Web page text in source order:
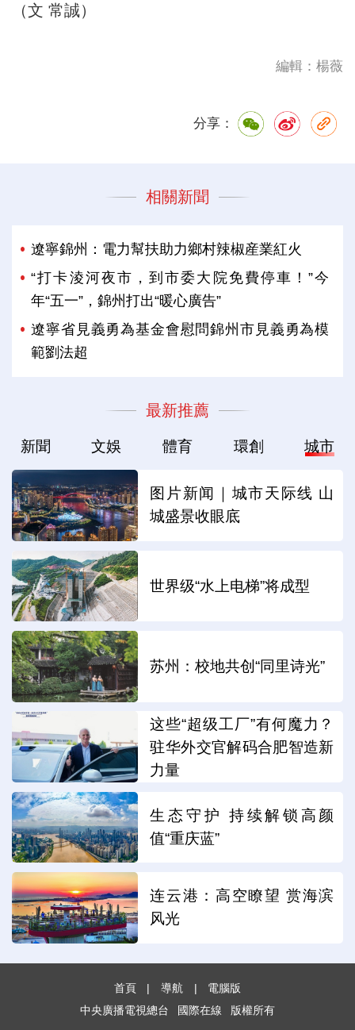
（文 常誠）
編輯：楊薇
分享：
相關新聞
遼寧錦州：電力幫扶助力鄉村辣椒産業紅火
“打卡淩河夜市，到市委大院免費停車！”今
年“五一”，錦州打出“暖心廣告”
遼寧省見義勇為基金會慰問錦州市見義勇為模
範劉法超
最新推薦
新聞 文娛 體育 環創 城市
图片新闻｜城市天际线 山
城盛景收眼底
世界级“水上电梯”将成型
苏州：校地共创“同里诗光”
这些“超级工厂”有何魔力？
驻华外交官解码合肥智造新
力量
生态守护 持续解锁高颜
值“重庆蓝”
连云港：高空瞭望 赏海滨
风光
首頁 | 導航 |
電腦版
中央廣播電視總台
國際在線 版權所有